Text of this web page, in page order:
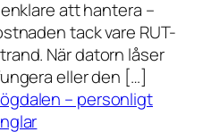
att hantera –
tack vare RUT-
När datorn låser
eller den […]
– personligt